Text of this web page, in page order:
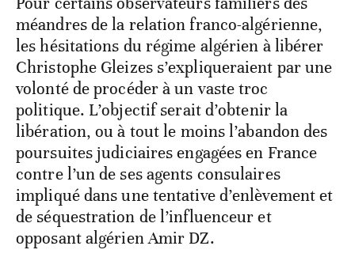
méandres de la relation franco-algérienne,
les hésitations du régime algérien à libérer
Christophe Gleizes s’expliqueraient par une
volonté de procéder à un vaste troc
politique. L’objectif serait d’obtenir la
libération, ou à tout le moins l’abandon des
poursuites judiciaires engagées en France
contre l’un de ses agents consulaires
impliqué dans une tentative d’enlèvement et
de séquestration de l’influenceur et
opposant algérien Amir DZ.